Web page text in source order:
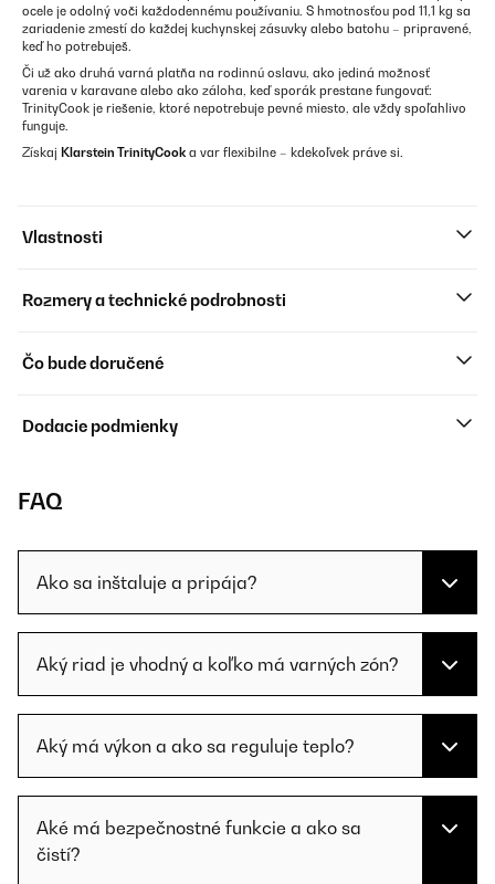
ocele je odolný voči každodennému používaniu. S hmotnosťou pod 11,1 kg sa
zariadenie zmestí do každej kuchynskej zásuvky alebo batohu – pripravené,
keď ho potrebuješ.
Či už ako druhá varná platňa na rodinnú oslavu, ako jediná možnosť
varenia v karavane alebo ako záloha, keď sporák prestane fungovať:
TrinityCook je riešenie, ktoré nepotrebuje pevné miesto, ale vždy spoľahlivo
funguje.
Získaj Klarstein TrinityCooka var flexibilne – kdekoľvek práve si.
Vlastnosti
Rozmery a technické podrobnosti
Čo bude doručené
Dodacie podmienky
FAQ
Ako sa inštaluje a pripája?
Aký riad je vhodný a koľko má varných zón?
Aký má výkon a ako sa reguluje teplo?
Aké má bezpečnostné funkcie a ako sa
čistí?